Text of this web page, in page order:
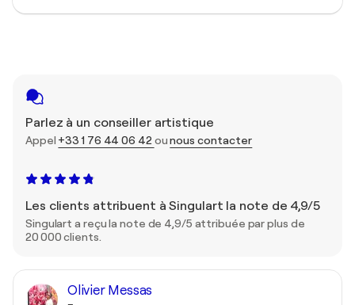
Parlez à un conseiller artistique
Appel +33 1 76 44 06 42 ounous contacter
Les clients attribuent à Singulart la note de 4,9/5
Singulart a reçu la note de 4,9/5 attribuée par plus de
20 000 clients.
Olivier Messas